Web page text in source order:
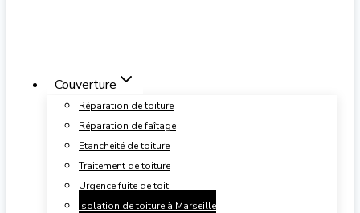
Couverture
Réparation de toiture
Réparation de faîtage
Etancheité de toiture
Traitement de toiture
Urgence fuite de toit
Isolation de toiture à Marseille